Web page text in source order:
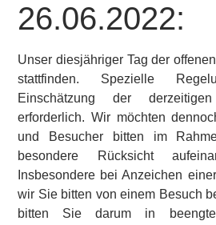
26.06.2022:
Unser diesjähriger Tag der
stattfinden. Spezielle
Einschätzung der
erforderlich. Wir möchten
und Besucher bitten im
besondere Rücksicht
Insbesondere bei Anzeichen
wir Sie bitten von einem Besuch
bitten Sie darum in